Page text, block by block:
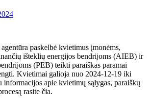
paskelbė kvietimus įmonėms,
išteklių energijos bendrijoms (AIEB) ir
(PEB) teikti paraiškas paramai
Kvietimai galioja nuo 2024-12-19 iki
informacijos apie kvietimų sąlygas, paraiškų
rasite čia.